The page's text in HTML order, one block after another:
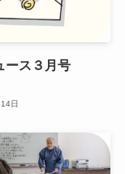
ース３月号
日